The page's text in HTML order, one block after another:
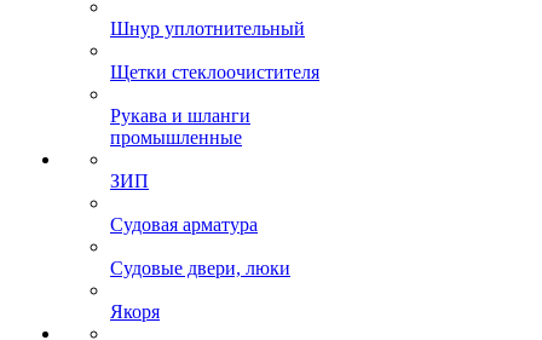
Шнур уплотнительный
Щетки стеклоочистителя
Рукава и шланги
промышленные
ЗИП
Судовая арматура
Судовые двери, люки
Якоря